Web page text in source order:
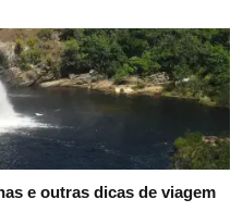
e outras dicas de viagem